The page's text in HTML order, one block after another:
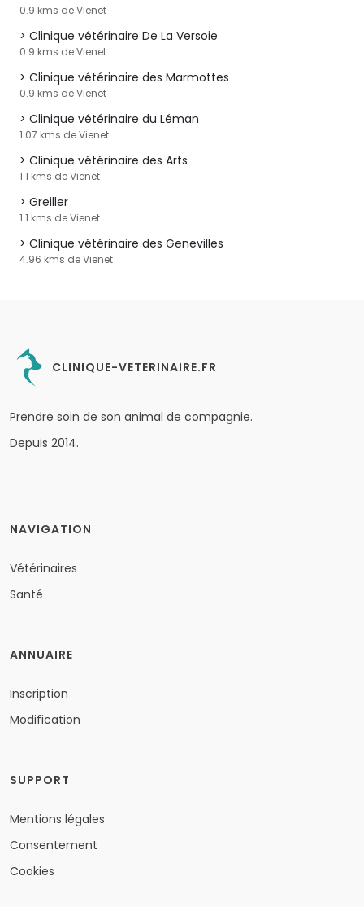
0.9 kms de Vienet
Clinique vétérinaire De La Versoie
0.9 kms de Vienet
Clinique vétérinaire des Marmottes
0.9 kms de Vienet
Clinique vétérinaire du Léman
1.07 kms de Vienet
Clinique vétérinaire des Arts
1.1 kms de Vienet
Greiller
1.1 kms de Vienet
Clinique vétérinaire des Genevilles
4.96 kms de Vienet
CLINIQUE-VETERINAIRE.FR
Prendre soin de son animal de compagnie.
Depuis 2014.
NAVIGATION
Vétérinaires
Santé
ANNUAIRE
Inscription
Modification
SUPPORT
Mentions légales
Consentement
Cookies